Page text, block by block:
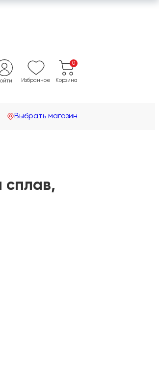
Избранное Корзина
0
Выбрать магазин
сплав,